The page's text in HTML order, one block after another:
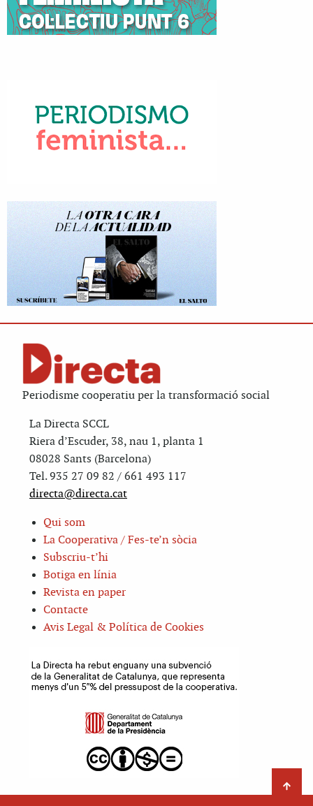
Periodisme cooperatiu per la transformació social
La Directa SCCL
Riera d’Escuder, 38, nau 1, planta 1
08028 Sants (Barcelona)
Tel. 935 27 09 82 / 661 493 117
directa@directa.cat
Qui som
La Cooperativa / Fes-te’n sòcia
Subscriu-t’hi
Botiga en línia
Revista en paper
Contacte
Avis Legal & Política de Cookies